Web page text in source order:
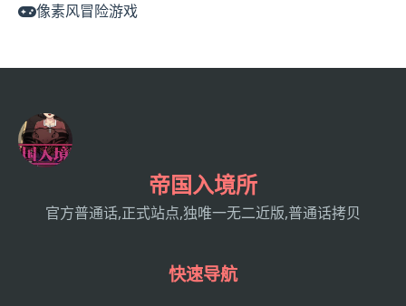
像素风冒险游戏
帝国入境所
官方普通话,正式站点,独唯一无二近版,普通话拷贝
快速导航